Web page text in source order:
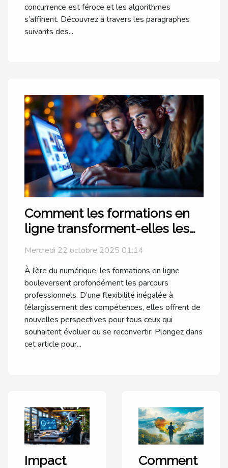
concurrence est féroce et les algorithmes
s’affinent. Découvrez à travers les paragraphes
suivants des...
Comment les formations en
ligne transforment-elles les
carrières professionnelles ?
Mercredi 22 octobre 2025 01:14
À l’ère du numérique, les formations en ligne
bouleversent profondément les parcours
professionnels. D’une flexibilité inégalée à
l’élargissement des compétences, elles offrent de
nouvelles perspectives pour tous ceux qui
souhaitent évoluer ou se reconvertir. Plongez dans
cet article pour...
Impact Comment